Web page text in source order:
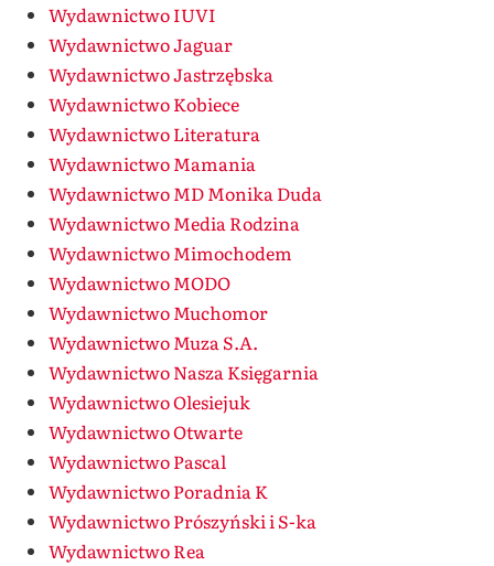
Wydawnictwo IUVI
Wydawnictwo Jaguar
Wydawnictwo Jastrzębska
Wydawnictwo Kobiece
Wydawnictwo Literatura
Wydawnictwo Mamania
Wydawnictwo MD Monika Duda
Wydawnictwo Media Rodzina
Wydawnictwo Mimochodem
Wydawnictwo MODO
Wydawnictwo Muchomor
Wydawnictwo Muza S.A.
Wydawnictwo Nasza Księgarnia
Wydawnictwo Olesiejuk
Wydawnictwo Otwarte
Wydawnictwo Pascal
Wydawnictwo Poradnia K
Wydawnictwo Prószyński i S-ka
Wydawnictwo Rea